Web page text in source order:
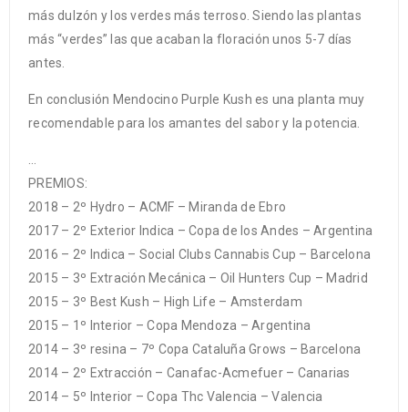
más dulzón y los verdes más terroso. Siendo las plantas
más “verdes” las que acaban la floración unos 5-7 días
antes.
En conclusión Mendocino Purple Kush es una planta muy
recomendable para los amantes del sabor y la potencia.
PREMIOS:
2018 – 2º Hydro – ACMF – Miranda de Ebro
2017 – 2º Exterior Indica – Copa de los Andes – Argentina
2016 – 2º Indica – Social Clubs Cannabis Cup – Barcelona
2015 – 3º Extración Mecánica – Oil Hunters Cup – Madrid
2015 – 3º Best Kush – High Life – Amsterdam
2015 – 1º Interior – Copa Mendoza – Argentina
2014 – 3º resina – 7º Copa Cataluña Grows – Barcelona
2014 – 2º Extracción – Canafac-Acmefuer – Canarias
2014 – 5º Interior – Copa Thc Valencia – Valencia